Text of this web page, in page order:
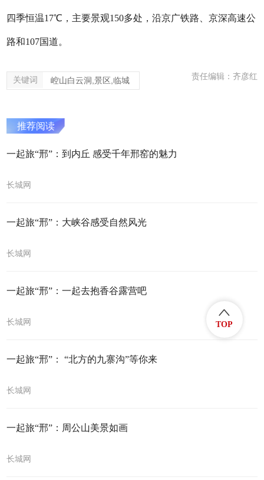
四季恒温17℃，主要景观150多处，沿京广铁路、京深高速公
路和107国道。
关键词 崆山白云洞,景区,临城 责任编辑：齐彦红
推荐阅读
一起旅“邢”：到内丘 感受千年邢窑的魅力
长城网
一起旅“邢”：大峡谷感受自然风光
长城网
一起旅“邢”：一起去抱香谷露营吧
长城网
一起旅“邢”： “北方的九寨沟”等你来
长城网
一起旅“邢”：周公山美景如画
长城网
TOP